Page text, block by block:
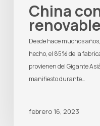
China
Desde hace muchos
hecho, el 85% de la
provienen del Gigante
manifiesto durante…
febrero 16, 2023